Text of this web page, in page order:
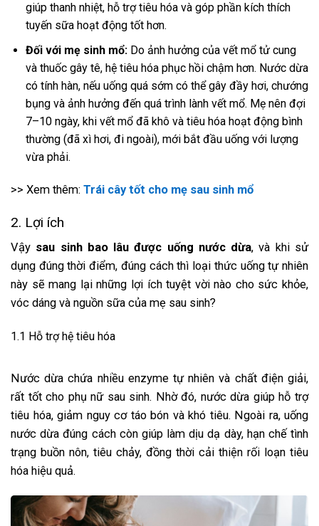
giúp thanh nhiệt, hỗ trợ tiêu hóa và góp phần kích thích
tuyến sữa hoạt động tốt hơn.
Đối với mẹ sinh mổ: Do ảnh hưởng của vết mổ tử cung
và thuốc gây tê, hệ tiêu hóa phục hồi chậm hơn. Nước dừa
có tính hàn, nếu uống quá sớm có thể gây đầy hơi, chướng
bụng và ảnh hưởng đến quá trình lành vết mổ. Mẹ nên đợi
7–10 ngày, khi vết mổ đã khô và tiêu hóa hoạt động bình
thường (đã xì hơi, đi ngoài), mới bắt đầu uống với lượng
vừa phải.
>> Xem thêm: Trái cây tốt cho mẹ sau sinh mổ
2. Lợi ích
Vậy sau sinh bao lâu được uống nước dừa, và khi sử
dụng đúng thời điểm, đúng cách thì loại thức uống tự nhiên
này sẽ mang lại những lợi ích tuyệt vời nào cho sức khỏe,
vóc dáng và nguồn sữa của mẹ sau sinh?
1.1 Hỗ trợ hệ tiêu hóa
Nước dừa chứa nhiều enzyme tự nhiên và chất điện giải,
rất tốt cho phụ nữ sau sinh. Nhờ đó, nước dừa giúp hỗ trợ
tiêu hóa, giảm nguy cơ táo bón và khó tiêu. Ngoài ra, uống
nước dừa đúng cách còn giúp làm dịu dạ dày, hạn chế tình
trạng buồn nôn, tiêu chảy, đồng thời cải thiện rối loạn tiêu
hóa hiệu quả.